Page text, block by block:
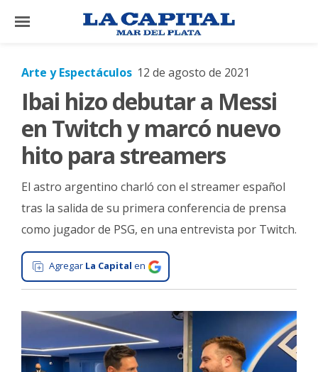
×
El
Mundo
La
Zona
Cultura
Tecnología
Gastronomía
Salud
General
Arte y Espectáculos 12 de agosto de 2021
Ibai hizo debutar a Messi
en Twitch y marcó nuevo
hito para streamers
El astro argentino charló con el streamer español
tras la salida de su primera conferencia de prensa
como jugador de PSG, en una entrevista por Twitch.
Agregar La Capital en